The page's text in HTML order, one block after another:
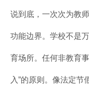
说到底，一次次为教
功能边界。学校不是
育场所。任何非教育
入”的原则。像法定